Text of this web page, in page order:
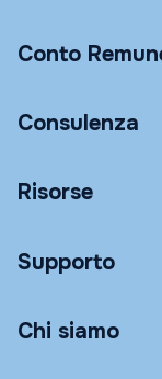
Conto
Consulenza
Risorse
Supporto
Chi siamo